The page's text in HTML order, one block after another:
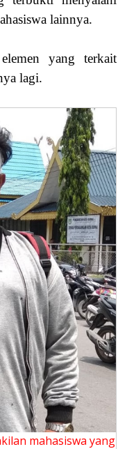
lainnya.
yang terkait
lagi.
mahasiswa yang